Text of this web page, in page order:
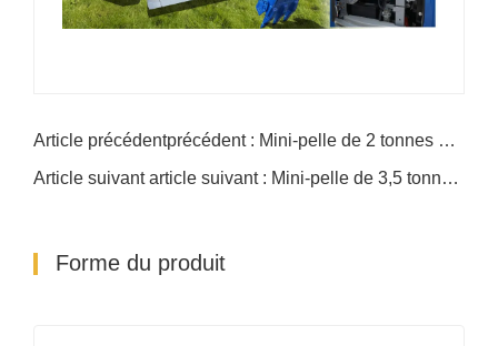
Article précédentprécédent : Mini-pelle de 2 tonnes NDI322
Article suivant article suivant : Mini-pelle de 3,5 tonnes NDI355
Forme du produit